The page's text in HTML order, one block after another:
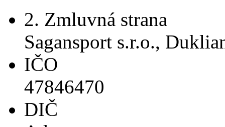
2. Zmluvná strana
Sagansport s.r.o.,
IČO
47846470
DIČ